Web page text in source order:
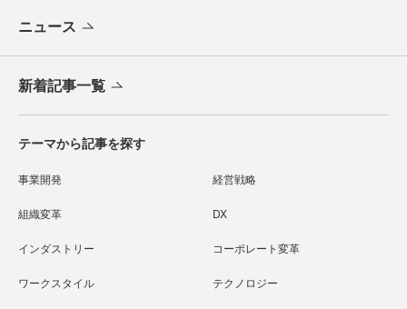
ニュース
新着記事一覧
テーマから記事を探す
事業開発 経営戦略
組織変革 DX
インダストリー コーポレート変革
ワークスタイル テクノロジー